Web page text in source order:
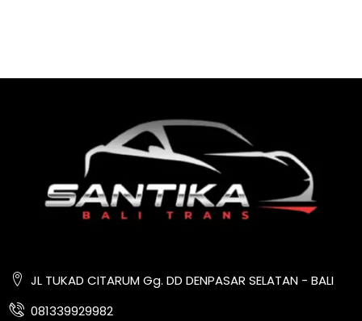
JL TUKAD CITARUM Gg. DD DENPASAR SELATAN - BALI
081339929982